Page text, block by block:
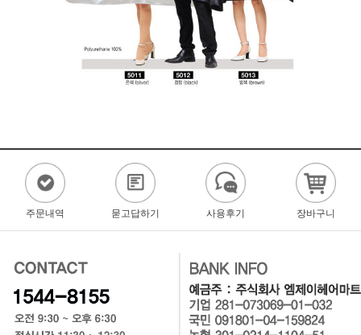
주문내역 묻고답하기 사용후기 장바구니